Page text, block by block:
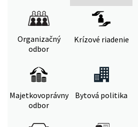
Organizačný
odbor
Krízové riadenie
Majetkovoprávny
odbor
Bytová politika